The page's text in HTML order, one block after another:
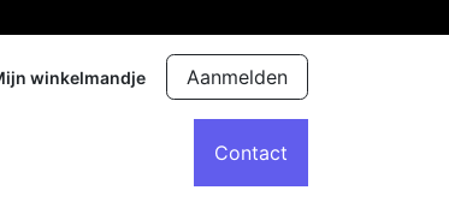
winkelmandje Aanmelden
Afspraak
Contact